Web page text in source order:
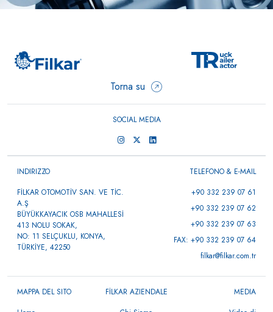
Torna su
SOCIAL MEDIA
INDIRIZZO
FİLKAR OTOMOTİV SAN. VE TİC.
A.Ş
BÜYÜKKAYACIK OSB MAHALLESİ
413 NOLU SOKAK,
NO: 11 SELÇUKLU, KONYA,
TÜRKİYE, 42250
TELEFONO & E-MAIL
+90 332 239 07 61
+90 332 239 07 62
+90 332 239 07 63
FAX: +90 332 239 07 64
filkar@filkar.com.tr
MAPPA DEL SITO
FİLKAR AZIENDALE
MEDIA